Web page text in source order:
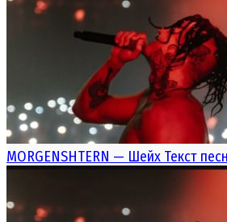
MORGENSHTERN — Шейх Текст